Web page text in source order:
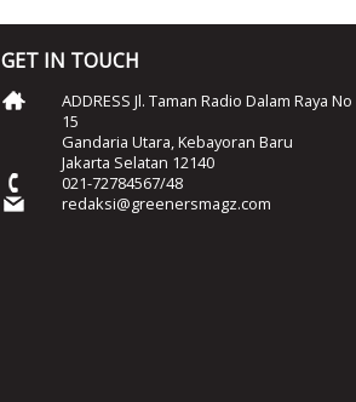
GET IN TOUCH
ADDRESS Jl. Taman Radio Dalam Raya No
15
Gandaria Utara, Kebayoran Baru
Jakarta Selatan 12140
021-72784567/48
redaksi@greenersmagz.com